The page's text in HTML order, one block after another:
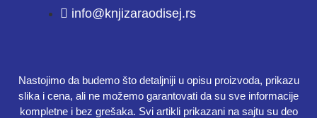
info@knjizaraodisej.rs
Nastojimo da budemo što detaljniji u opisu proizvoda, prikazu
slika i cena, ali ne možemo garantovati da su sve informacije
kompletne i bez grešaka. Svi artikli prikazani na sajtu su deo